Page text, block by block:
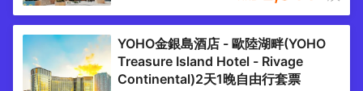
YOHO金銀島酒店 - 歐陸湖畔(YOHO
Treasure Island Hotel - Rivage
Continental)2天1晚自由行套票